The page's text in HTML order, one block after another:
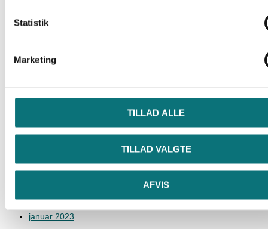
Statistik
Marketing
TILLAD ALLE
TILLAD VALGTE
AFVIS
oktober 2023
maj 2023
januar 2023